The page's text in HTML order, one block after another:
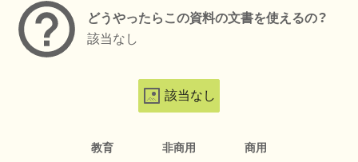
どうやったらこの資料の文書を使えるの？
該当なし
該当なし
教育 非商用 商用